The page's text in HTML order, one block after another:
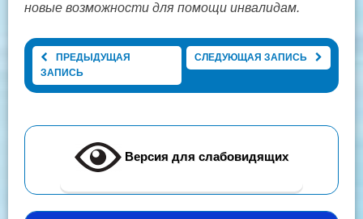
новые возможности для помощи инвалидам.
ПРЕДЫДУЩАЯ
ЗАПИСЬ
СЛЕДУЮЩАЯ ЗАПИСЬ
Версия для слабовидящих